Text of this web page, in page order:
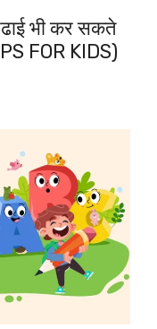
भी कर सकते
FOR KIDS)